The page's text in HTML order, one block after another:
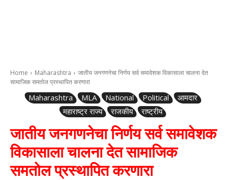
Home Maharashtra
जातीय जनगणनेचा निर्णय सर्व समावेशक विकासाला चालना देत
सामाजिक समतोल प्रस्थापित करणारा
Maharashtra MLA National Political
आमदार
महाराष्ट्र राज्य
राजकीय राष्ट्रीय
जातीय जनगणनेचा निर्णय सर्व समावेशक
विकासाला चालना देत सामाजिक
समतोल प्रस्थापित करणारा